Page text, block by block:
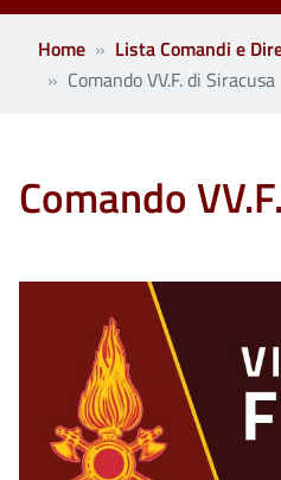
Home
Lista Comandi e
Comando VV.F. di Siracusa
Comando